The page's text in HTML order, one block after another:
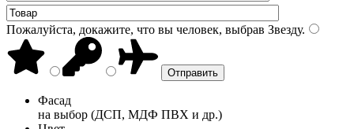
Пожалуйста, докажите, что вы человек, выбрав Звезду.
Фасад
на выбор (ДСП, МДФ ПВХ и др.)